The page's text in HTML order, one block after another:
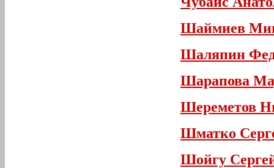
Шаймиев
Шаляпин
Шарапова
Шереметов
Шматко
Шойгу